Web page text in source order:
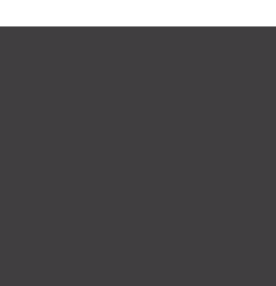
DATENSCHUTZ